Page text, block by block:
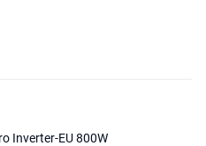
in Nederland om je inverter aan te
Inverter-EU 800W